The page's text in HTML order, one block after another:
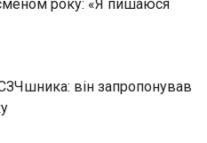
року: «Я пишаюся
він запропонував